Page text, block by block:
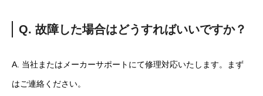
Q. 故障した場合はどうすればいいですか？
A. 当社またはメーカーサポートにて修理対応いたします。まず
はご連絡ください。